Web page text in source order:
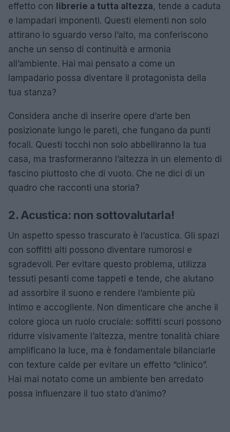
effetto con librerie a tutta altezza, tende a caduta
e lampadari imponenti. Questi elementi non solo
attirano lo sguardo verso l’alto, ma conferiscono
anche un senso di continuità e armonia
all’ambiente. Hai mai pensato a come un
lampadario possa diventare il protagonista della
tua stanza?
Considera anche di inserire opere d’arte ben
posizionate lungo le pareti, che fungano da punti
focali. Questi tocchi non solo abbelliranno la tua
casa, ma trasformeranno l’altezza in un elemento di
fascino piuttosto che di vuoto. Che ne dici di un
quadro che racconti una storia?
2. Acustica: non sottovalutarla!
Un aspetto spesso trascurato è l’acustica. Gli spazi
con soffitti alti possono diventare rumorosi e
sgradevoli. Per evitare questo problema, utilizza
tessuti pesanti come tappeti e tende, che aiutano
ad assorbire il suono e rendere l’ambiente più
intimo e accogliente. Non dimenticare che anche il
colore gioca un ruolo cruciale: soffitti scuri possono
ridurre visivamente l’altezza, mentre tonalità chiare
amplificano la luce, ma è fondamentale bilanciarle
con texture calde per evitare un effetto “clinico”.
Hai mai notato come un ambiente ben arredato
possa influenzare il tuo stato d’animo?